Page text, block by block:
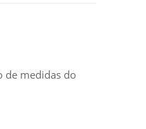
de medidas do